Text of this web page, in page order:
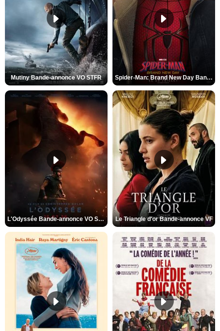
Mutiny Bande-annonce VO STFR Spider-Man: Brand New Day Bande-annonce VO STFR
L'Odyssée Bande-annonce VO STFR Le Triangle d'or Bande-annonce VF